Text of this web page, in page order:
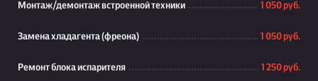
Монтаж/демонтаж встроенной техники 1 050 руб.
Замена хладагента (фреона) 1 050 руб.
Ремонт блока испарителя 1 250 руб.